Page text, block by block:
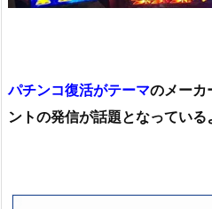
パチンコ復活がテーマのメーカ
ントの発信が話題となっている